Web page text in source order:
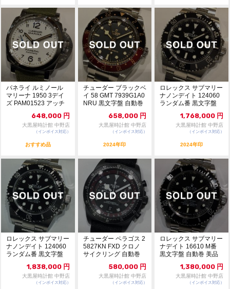
パネライ ルミノール
マリーナ 1950 3デイ
ズ PAM01523 アッチ
648,000 円
大黒屋時計館 中野店
（インボイス対応）
おすすめ品
チューダー ブラックベ
イ 58 GMT 7939G1A0
NRU 黒文字盤 自動巻
658,000 円
大黒屋時計館 中野店
（インボイス対応）
2024年印
ロレックス サブマリー
ナノンデイト 124060
ランダム番 黒文字盤
1,768,000 円
大黒屋時計館 中野店
（インボイス対応）
2024年印
ロレックス サブマリー
ナノンデイト 124060
ランダム番 黒文字盤
1,838,000 円
大黒屋時計館 中野店
（インボイス対応）
チューダー ペラゴス 2
5827KN FXD クロノ
サイクリング 自動巻
580,000 円
大黒屋時計館 中野店
（インボイス対応）
ロレックス サブマリー
ナデイト 16610 M番
黒文字盤 自動巻 美品
1,380,000 円
大黒屋時計館 中野店
（インボイス対応）